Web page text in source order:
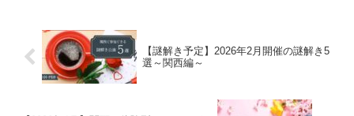
【謎解き予定】2026年2月開催の謎解き5
選～関西編～